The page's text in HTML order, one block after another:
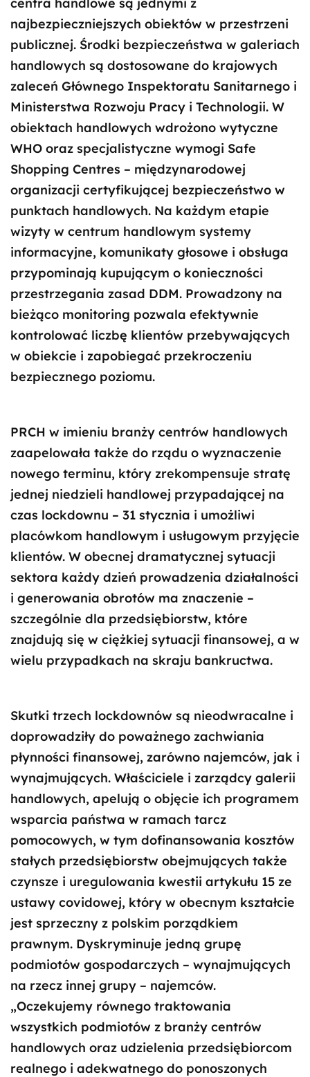
najbezpieczniejszych obiektów w przestrzeni
publicznej. Środki bezpieczeństwa w galeriach
handlowych są dostosowane do krajowych
zaleceń Głównego Inspektoratu Sanitarnego i
Ministerstwa Rozwoju Pracy i Technologii. W
obiektach handlowych wdrożono wytyczne
WHO oraz specjalistyczne wymogi Safe
Shopping Centres – międzynarodowej
organizacji certyfikującej bezpieczeństwo w
punktach handlowych. Na każdym etapie
wizyty w centrum handlowym systemy
informacyjne, komunikaty głosowe i obsługa
przypominają kupującym o konieczności
przestrzegania zasad DDM. Prowadzony na
bieżąco monitoring pozwala efektywnie
kontrolować liczbę klientów przebywających
w obiekcie i zapobiegać przekroczeniu
bezpiecznego poziomu.
PRCH w imieniu branży centrów handlowych
zaapelowała także do rządu o wyznaczenie
nowego terminu, który zrekompensuje stratę
jednej niedzieli handlowej przypadającej na
czas lockdownu – 31 stycznia i umożliwi
placówkom handlowym i usługowym przyjęcie
klientów. W obecnej dramatycznej sytuacji
sektora każdy dzień prowadzenia działalności
i generowania obrotów ma znaczenie –
szczególnie dla przedsiębiorstw, które
znajdują się w ciężkiej sytuacji finansowej, a w
wielu przypadkach na skraju bankructwa.
Skutki trzech lockdownów są nieodwracalne i
doprowadziły do poważnego zachwiania
płynności finansowej, zarówno najemców, jak i
wynajmujących. Właściciele i zarządcy galerii
handlowych, apelują o objęcie ich programem
wsparcia państwa w ramach tarcz
pomocowych, w tym dofinansowania kosztów
stałych przedsiębiorstw obejmujących także
czynsze i uregulowania kwestii artykułu 15 ze
ustawy covidowej, który w obecnym kształcie
jest sprzeczny z polskim porządkiem
prawnym. Dyskryminuje jedną grupę
podmiotów gospodarczych – wynajmujących
na rzecz innej grupy – najemców.
„Oczekujemy równego traktowania
wszystkich podmiotów z branży centrów
handlowych oraz udzielenia przedsiębiorcom
realnego i adekwatnego do ponoszonych